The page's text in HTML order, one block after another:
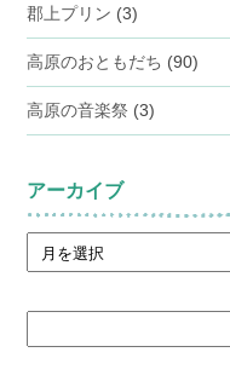
郡上プリン (3)
高原のおともだち (90)
高原の音楽祭 (3)
アーカイブ